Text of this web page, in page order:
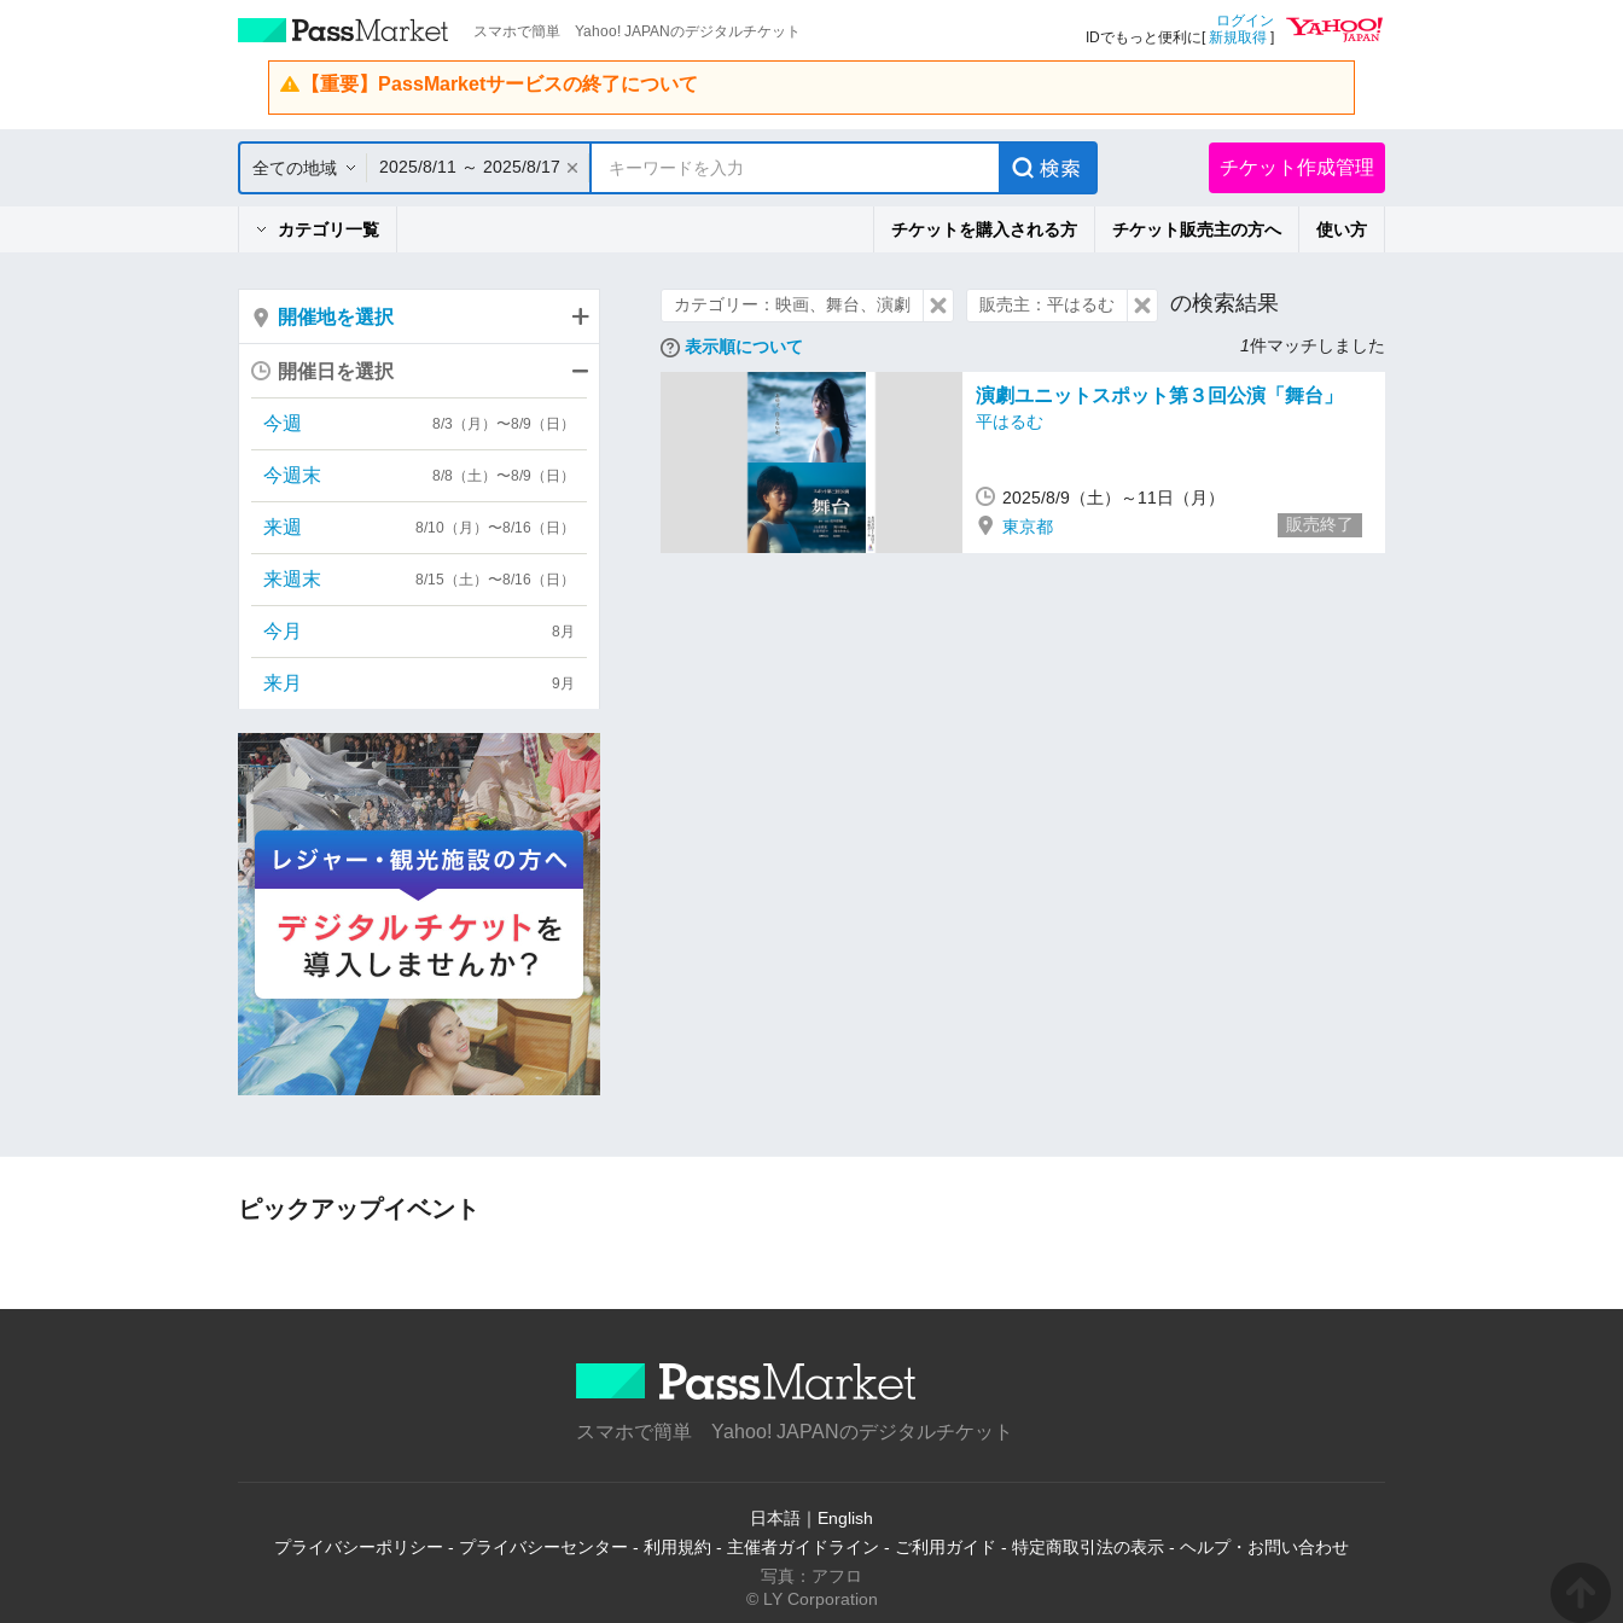
スマホで簡単 Yahoo! JAPANのデジタルチケット
ログイン
IDでもっと便利に[新規取得 ]
【重要】PassMarketサービスの終了について
全ての地域 2025/8/11 ～ 2025/8/17 キーワードを入力 チケット作成管理
カテゴリ一覧 チケットを購入される方 チケット販売主の方へ 使い方
カテゴリー：映画、舞台、演劇 販売主：平はるむ の検索結果
表示順について 1件マッチしました
演劇ユニットスポット第３回公演「舞台」
平はるむ
2025/8/9（土）～11日（月）
東京都
販売終了
開催地を選択
開催日を選択
今週 8/3（月）〜8/9（日）
今週末 8/8（土）〜8/9（日）
来週 8/10（月）〜8/16（日）
来週末 8/15（土）〜8/16（日）
今月 8月
来月 9月
ピックアップイベント
スマホで簡単 Yahoo! JAPANのデジタルチケット
日本語 ｜ English
プライバシーポリシー - プライバシーセンター - 利用規約 - 主催者ガイドライン - ご利用ガイド - 特定商取引法の表示 - ヘルプ・お問い合わせ
写真：アフロ
© LY Corporation